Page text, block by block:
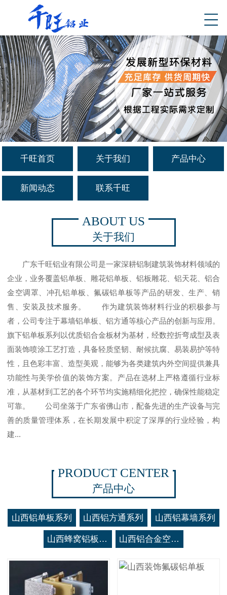
千旺首页 关于我们 产品中心
新闻动态 联系千旺
ABOUT US
关于我们
广东千旺铝业有限公司是一家深耕铝制建筑装饰材料领域的
企业，业务覆盖铝单板、雕花铝单板、铝板雕花、铝天花、铝合
金空调罩、冲孔铝单板、氟碳铝单板等产品的研发、生产、销
售、安装及技术服务。 作为建筑装饰材料行业的积极参与
者，公司专注于幕墙铝单板、铝方通等核心产品的创新与应用。
旗下铝单板系列以优质铝合金板材为基材，经数控折弯成型及表
面装饰喷涂工艺打造，具备轻质坚韧、耐候抗腐、易装易护等特
性，且色彩丰富、造型美观，能够为各类建筑内外空间提供兼具
功能性与美学价值的装饰方案。产品在选材上严格遵循行业标
准，从基材到工艺的各个环节均实施精细化把控，确保性能稳定
可靠。 公司坐落于广东省佛山市，配备先进的生产设备与完
善的质量管理体系，在长期发展中积淀了深厚的行业经验，构
建...
PRODUCT CENTER
产品中心
山西铝单板系列 山西铝方通系列 山西铝幕墙系列
山西蜂窝铝板系列 山西铝合金空调罩系列